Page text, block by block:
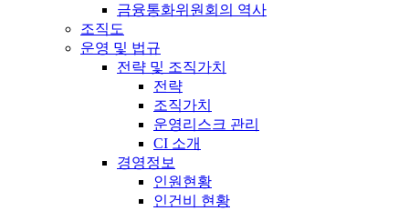
금융통화위원회의 역사
조직도
운영 및 법규
전략 및 조직가치
전략
조직가치
운영리스크 관리
CI 소개
경영정보
인원현황
인건비 현황